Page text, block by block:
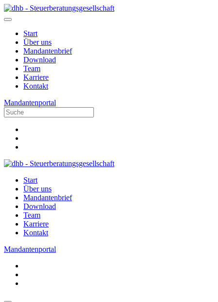
Start
Über uns
Mandantenbrief
Download
Team
Karriere
Kontakt
Mandantenportal
Start
Über uns
Mandantenbrief
Download
Team
Karriere
Kontakt
Mandantenportal